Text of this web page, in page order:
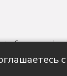
обязательна. На
Главный